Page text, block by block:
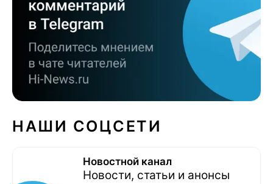
НАШИ СОЦСЕТИ
Новостной канал
Новости, статьи и анонсы